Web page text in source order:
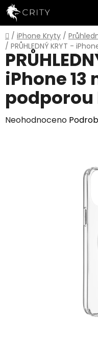
Přejít
na
obsah
Domů
/ iPhone Kryty /
/ PRŮHLEDNÝ KRYT -
iPhone 13
podporou
Průměrné
Neohodnoceno